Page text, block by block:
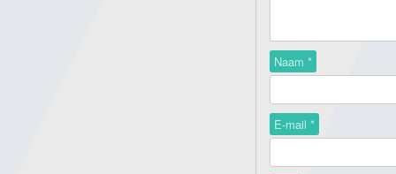
Naam *
E-mail *